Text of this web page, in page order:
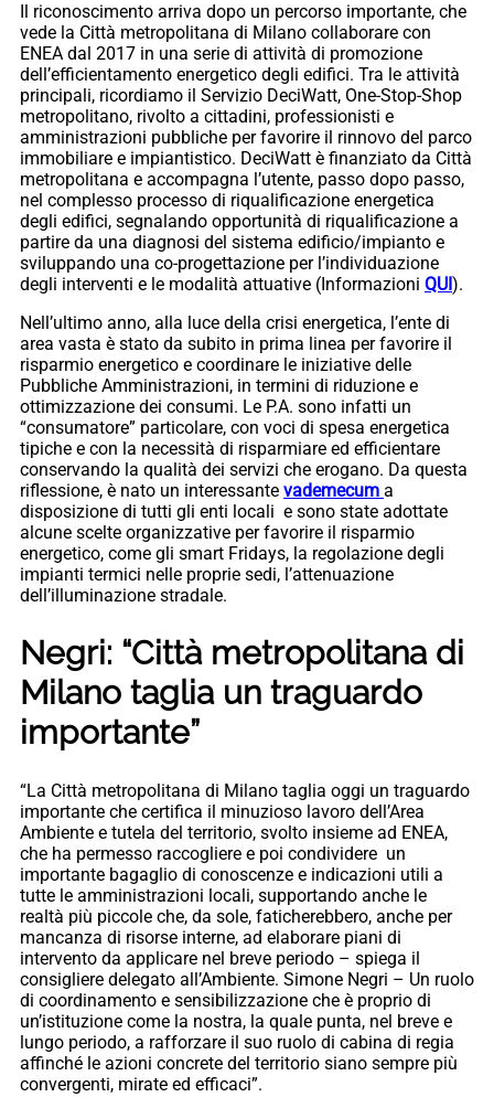
Il riconoscimento arriva dopo un percorso importante, che
vede la Città metropolitana di Milano collaborare con
ENEA dal 2017 in una serie di attività di promozione
dell’efficientamento energetico degli edifici. Tra le attività
principali, ricordiamo il Servizio DeciWatt, One-Stop-Shop
metropolitano, rivolto a cittadini, professionisti e
amministrazioni pubbliche per favorire il rinnovo del parco
immobiliare e impiantistico. DeciWatt è finanziato da Città
metropolitana e accompagna l’utente, passo dopo passo,
nel complesso processo di riqualificazione energetica
degli edifici, segnalando opportunità di riqualificazione a
partire da una diagnosi del sistema edificio/impianto e
sviluppando una co-progettazione per l’individuazione
degli interventi e le modalità attuative (Informazioni QUI ).
Nell’ultimo anno, alla luce della crisi energetica, l’ente di
area vasta è stato da subito in prima linea per favorire il
risparmio energetico e coordinare le iniziative delle
Pubbliche Amministrazioni, in termini di riduzione e
ottimizzazione dei consumi. Le P.A. sono infatti un
“consumatore” particolare, con voci di spesa energetica
tipiche e con la necessità di risparmiare ed efficientare
conservando la qualità dei servizi che erogano. Da questa
riflessione, è nato un interessante vademecum a
disposizione di tutti gli enti locali e sono state adottate
alcune scelte organizzative per favorire il risparmio
energetico, come gli smart Fridays, la regolazione degli
impianti termici nelle proprie sedi, l’attenuazione
dell’illuminazione stradale.
Negri: “Città metropolitana di
Milano taglia un traguardo
importante”
“La Città metropolitana di Milano taglia oggi un traguardo
importante che certifica il minuzioso lavoro dell’Area
Ambiente e tutela del territorio, svolto insieme ad ENEA,
che ha permesso raccogliere e poi condividere un
importante bagaglio di conoscenze e indicazioni utili a
tutte le amministrazioni locali, supportando anche le
realtà più piccole che, da sole, faticherebbero, anche per
mancanza di risorse interne, ad elaborare piani di
intervento da applicare nel breve periodo – spiega il
consigliere delegato all’Ambiente. Simone Negri – Un ruolo
di coordinamento e sensibilizzazione che è proprio di
un’istituzione come la nostra, la quale punta, nel breve e
lungo periodo, a rafforzare il suo ruolo di cabina di regia
affinché le azioni concrete del territorio siano sempre più
convergenti, mirate ed efficaci”.